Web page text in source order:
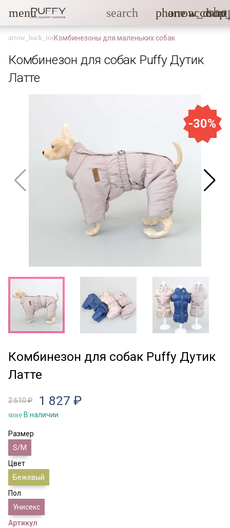
menu search phone
Комбинезоны для маленьких собак
Комбинезон для собак Puffy Дутик
Латте
-30%
Комбинезон для собак Puffy Дутик
Латте
2 610 ₽ 1 827 ₽
store В наличии
Размер
S/M
Цвет
Бежевый
Пол
Унисекс
Артикул